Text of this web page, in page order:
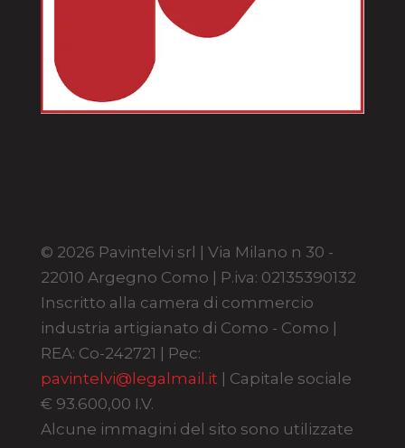
© 2026 Pavintelvi srl | Via Milano n 30 -
22010 Argegno Como | P.iva: 02135390132
Inscritto alla camera di commercio
industria artigianato di Como - Como |
REA: Co-242721 | Pec:
pavintelvi@legalmail.it | Capitale sociale
€ 93.600,00 I.V.
Alcune immagini del sito sono utilizzate